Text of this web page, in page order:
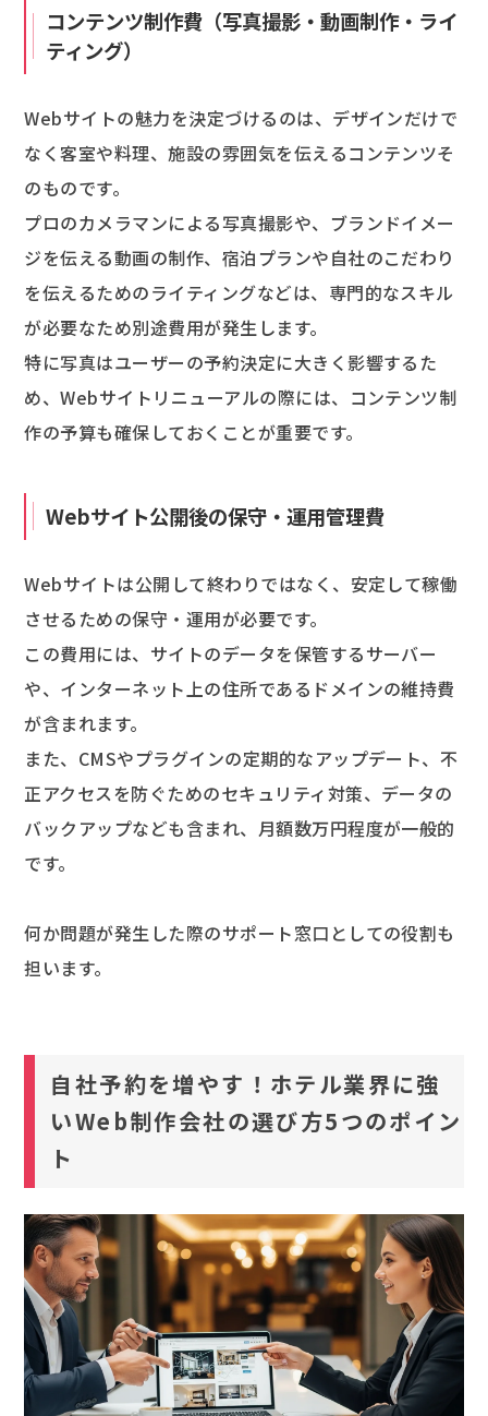
コンテンツ制作費（写真撮影・動画制作・ライ
ティング）
Webサイトの魅力を決定づけるのは、デザインだけで
なく客室や料理、施設の雰囲気を伝えるコンテンツそ
のものです。
プロのカメラマンによる写真撮影や、ブランドイメー
ジを伝える動画の制作、宿泊プランや自社のこだわり
を伝えるためのライティングなどは、専門的なスキル
が必要なため別途費用が発生します。
特に写真はユーザーの予約決定に大きく影響するた
め、Webサイトリニューアルの際には、コンテンツ制
作の予算も確保しておくことが重要です。
Webサイト公開後の保守・運用管理費
Webサイトは公開して終わりではなく、安定して稼働
させるための保守・運用が必要です。
この費用には、サイトのデータを保管するサーバー
や、インターネット上の住所であるドメインの維持費
が含まれます。
また、CMSやプラグインの定期的なアップデート、不
正アクセスを防ぐためのセキュリティ対策、データの
バックアップなども含まれ、月額数万円程度が一般的
です。
何か問題が発生した際のサポート窓口としての役割も
担います。
自社予約を増やす！ホテル業界に強
いWeb制作会社の選び方5つのポイン
ト